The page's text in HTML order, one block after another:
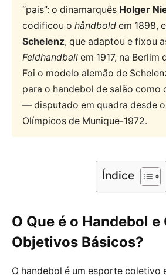
“pais”: o dinamarquês Holger
codificou o håndboldem 1898,
Schelenz, que adaptou e fixou
Feldhandballem 1917, na Berlim
Foi o modelo alemão de
para o handebol de salão como
— disputado em quadra desde
Olímpicos de Munique-1972.
Índice
O Que é o Handebol e
Objetivos Básicos?
O handebol é um esporte coletivo